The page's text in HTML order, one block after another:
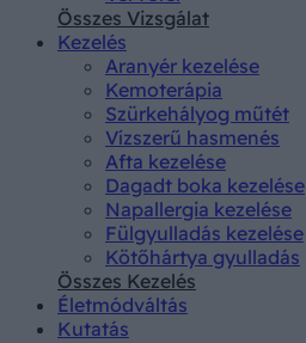
Összes Vizsgálat
Kezelés
Aranyér kezelése
Kemoterápia
Szürkehályog műtét
Vízszerű hasmenés
Afta kezelése
Dagadt boka kezelése
Napallergia kezelése
Fülgyulladás kezelése
Kötőhártya gyulladás
Összes Kezelés
Életmódváltás
Kutatás